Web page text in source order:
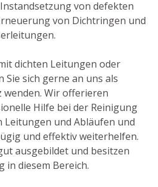
von defekten
von Dichtringen und
dichten Leitungen oder
sich gerne an uns als
Wir offerieren
Hilfe bei der Reinigung
Leitungen und Abläufen und
und effektiv weiterhelfen.
ausgebildet und besitzen
in diesem Bereich.